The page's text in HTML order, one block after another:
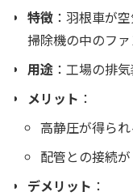
特徴：羽根車が空
掃除機の中のファ
用途：工場の排気
メリット ：
高静圧が得られ
配管との接続
デメリット ：